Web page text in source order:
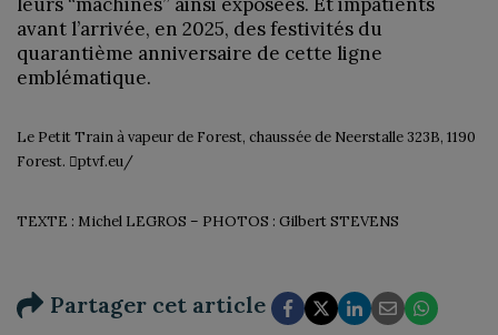
leurs “machines” ainsi exposées. Et impatients
avant l’arrivée, en 2025, des festivités du
quarantième anniversaire de cette ligne
emblématique.
Le Petit Train à vapeur de Forest, chaussée de Neerstalle 323B, 1190
Forest. ptvf.eu/
TEXTE : Michel LEGROS – PHOTOS : Gilbert STEVENS
Partager cet article